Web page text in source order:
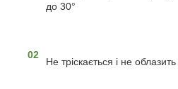
до 30°
02
Не тріскається і не облазить